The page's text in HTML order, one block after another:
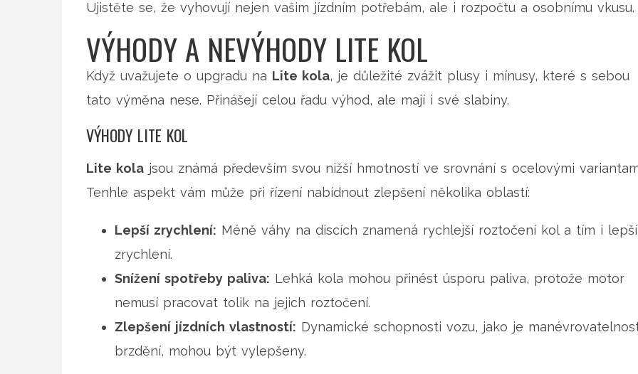
Ujistěte se, že vyhovují nejen vašim jízdním potřebám, ale i rozpočtu a osobnímu vkusu.
VÝHODY A NEVÝHODY LITE KOL
Když uvažujete o upgradu na Lite kola, je důležité zvážit plusy i mínusy, které s sebou
tato výměna nese. Přinášejí celou řadu výhod, ale mají i své slabiny.
VÝHODY LITE KOL
Lite kola jsou známá především svou nižší hmotností ve srovnání s ocelovými
Tenhle aspekt vám může při řízení nabídnout zlepšení několika oblastí:
Lepší zrychlení: Méně váhy na discích znamená rychlejší roztočení kol a tím i lepší
zrychlení.
Snížení spotřeby paliva: Lehká kola mohou přinést úsporu paliva, protože motor
nemusí pracovat tolik na jejich roztočení.
Zlepšení jízdních vlastností: Dynamické schopnosti vozu, jako je
brzdění, mohou být vylepšeny.